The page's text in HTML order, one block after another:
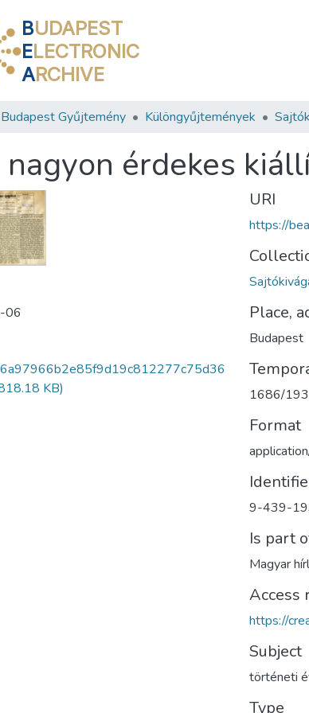
BUDAPEST
ELECTRONIC
ARCHIVE
Budapest Gyűjtemény Különgyűjtemények
nagyon érdekes
06
KB)
URI
https://
Place,
Budapest
1686/
Format
9-439-
Is part
Magyar
Access
https://
Subject
történeti
Type